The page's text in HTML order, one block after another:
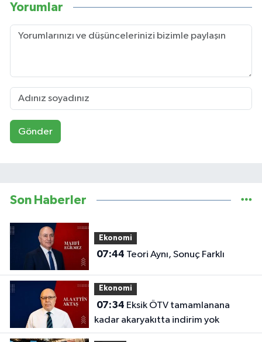
Yorumlar
Gönder
Son Haberler
Ekonomi
07:44 Teori Aynı, Sonuç Farklı
Ekonomi
07:34
kadar akaryakıtta indirim yok